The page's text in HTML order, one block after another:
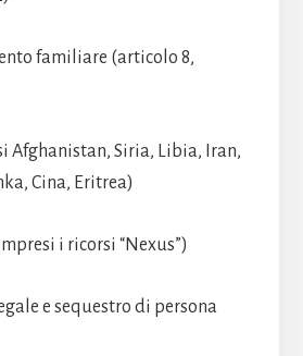
familiare (articolo 8,
Afghanistan, Siria, Libia, Iran,
Cina, Eritrea)
i ricorsi “Nexus”)
e sequestro di persona